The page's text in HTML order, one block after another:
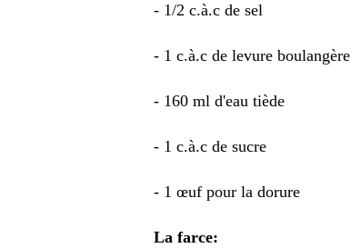
- 1/2 c.à.c de sel
- 1 c.à.c de levure boulangère
- 160 ml d'eau tiède
- 1 c.à.c de sucre
- 1 œuf pour la dorure
La farce: